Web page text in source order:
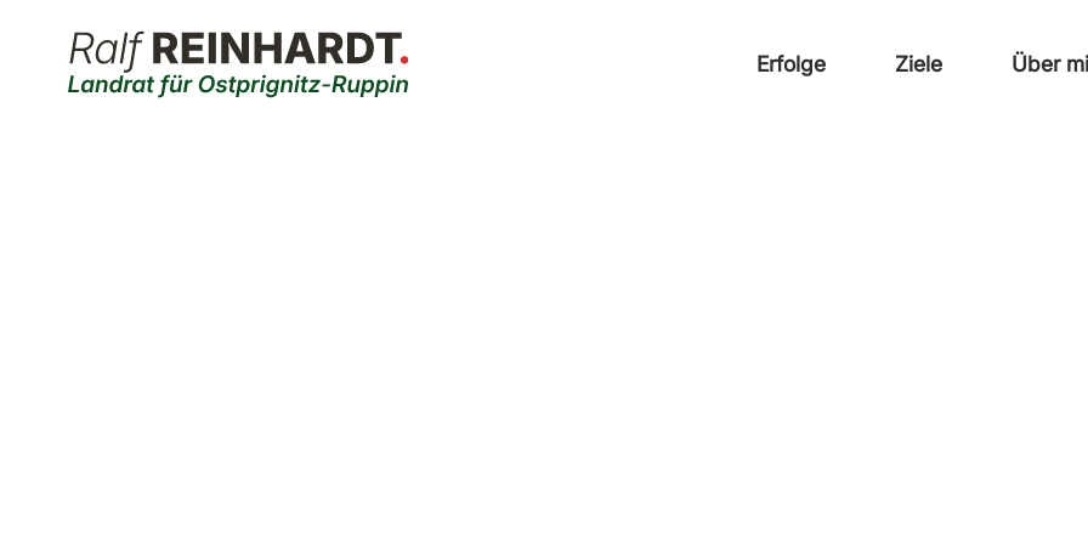
Erfolge Ziele Über
Erfolge Ziele Über